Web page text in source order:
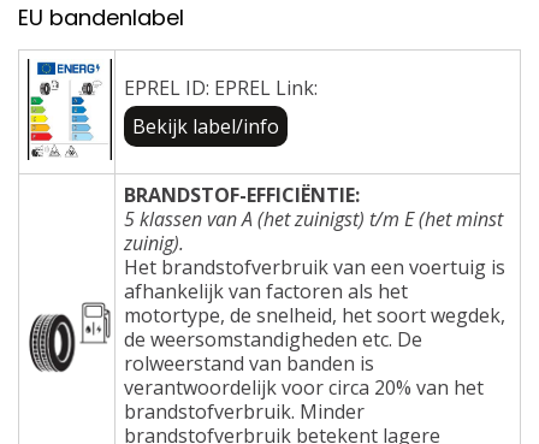
EU bandenlabel
EPREL ID: EPREL Link:
Bekijk label/info
BRANDSTOF-EFFICIËNTIE:
5 klassen van A (het zuinigst) t/m E (het minst
zuinig).
Het brandstofverbruik van een voertuig is
afhankelijk van factoren als het
motortype, de snelheid, het soort wegdek,
de weersomstandigheden etc. De
rolweerstand van banden is
verantwoordelijk voor circa 20% van het
brandstofverbruik. Minder
brandstofverbruik betekent lagere